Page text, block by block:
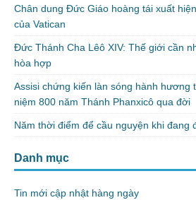
Chân dung Đức Giáo hoàng tái xuất
của Vatican
Đức Thánh Cha Lêô XIV: Thế giới cần
hòa hợp
Assisi chứng kiến làn sóng hành hương
niệm 800 năm Thánh Phanxicô qua đời
Năm thời điểm để cầu nguyện khi đang
Danh mục
Tin mới cập nhật hàng ngày